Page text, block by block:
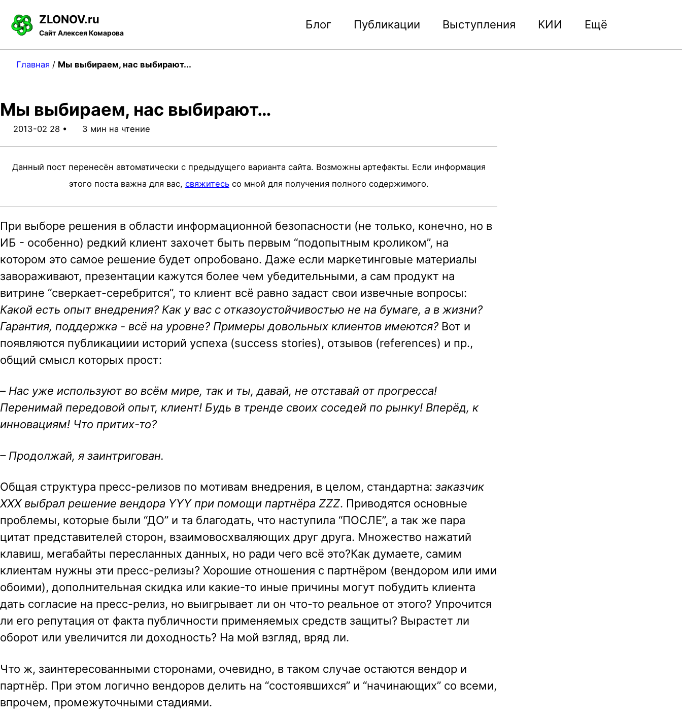
p
y
n
a
v
i
g
a
t
i
o
c
t
f
ZLONOV.ru
Сайт Алексея Комарова
Блог Публикации Выступления КИИ Ещё
Главная / Мы выбираем, нас выбирают...
Мы выбираем, нас выбирают…
2013-02 28 3 мин на чтение
Данный пост перенесён автоматически с предыдущего варианта сайта. Возможны артефакты. Если информация
этого поста важна для вас, свяжитесьсо мной для получения полного содержимого.
При выборе решения в области информационной безопасности (не только, конечно, но в
ИБ - особенно) редкий клиент захочет быть первым “подопытным кроликом”, на
котором это самое решение будет опробовано. Даже если маркетинговые материалы
завораживают, презентации кажутся более чем убедительными, а сам продукт на
витрине “сверкает-серебрится”, то клиент всё равно задаст свои извечные вопросы:
Какой есть опыт внедрения? Как у вас с отказоустойчивостью не на бумаге, а в жизни?
Гарантия, поддержка - всё на уровне? Примеры довольных клиентов имеются? Вот и
появляются публикациии историй успеха (success stories), отзывов (references) и пр.,
общий смысл которых прост:
– Нас уже используют во всём мире, так и ты, давай, не отставай от прогресса!
Перенимай передовой опыт, клиент! Будь в тренде своих соседей по рынку! Вперёд, к
инновациям! Что притих-то?
– Продолжай, я заинтригован.
Общая структура пресс-релизов по мотивам внедрения, в целом, стандартна: заказчик
XXX выбрал решение вендора YYY при помощи партнёра ZZZ. Приводятся основные
проблемы, которые были “ДО” и та благодать, что наступила “ПОСЛЕ”, а так же пара
цитат представителей сторон, взаимовосхваляющих друг друга. Множество нажатий
клавиш, мегабайты пересланных данных, но ради чего всё это?Как думаете, самим
клиентам нужны эти пресс-релизы? Хорошие отношения с партнёром (вендором или ими
обоими), дополнительная скидка или какие-то иные причины могут побудить клиента
дать согласие на пресс-релиз, но выигрывает ли он что-то реальное от этого? Упрочится
ли его репутация от факта публичности применяемых средств защиты? Вырастет ли
оборот или увеличится ли доходность? На мой взгляд, вряд ли.
Что ж, заинтересованными сторонами, очевидно, в таком случае остаются вендор и
партнёр. При этом логично вендоров делить на “состоявшихся” и “начинающих” со всеми,
впрочем, промежуточными стадиями.